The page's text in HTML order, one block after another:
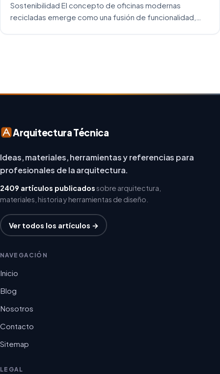
Sostenibilidad El concepto de oficinas modernas
recicladas emerge como una fusión de funcionalidad,
Arquitectura Técnica
Ideas, materiales, herramientas y referencias para
profesionales de la arquitectura.
2409 artículos publicadossobre arquitectura,
materiales, historia y herramientas de diseño.
Ver todos los artículos →
NAVEGACIÓN
Inicio
Blog
Nosotros
Contacto
Sitemap
LEGAL